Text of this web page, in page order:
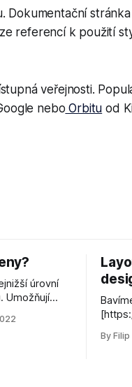
Dokumentační
referencí k použití
veřejnosti.
nebo Orbitu od
úrovní
Umožňují
By